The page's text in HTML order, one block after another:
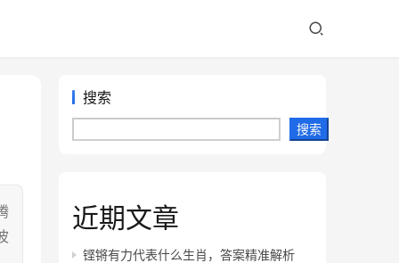
搜索
搜索
近期文章
铿锵有力代表什么生肖，答案精准解析